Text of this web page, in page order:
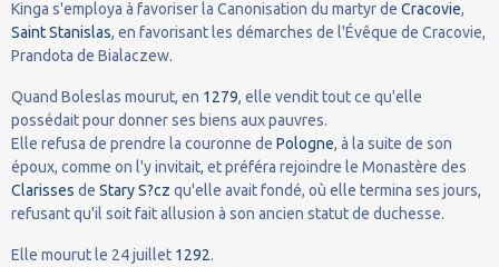
Kinga s'employa à favoriser la Canonisation du martyr de Cracovie,
Saint Stanislas, en favorisant les démarches de l'Évêque de Cracovie,
Prandota de Bialaczew.
Quand Boleslas mourut, en 1279, elle vendit tout ce qu'elle
possédait pour donner ses biens aux pauvres.
Elle refusa de prendre la couronne de Pologne, à la suite de son
époux, comme on l'y invitait, et préféra rejoindre le Monastère des
Clarisses de Stary S?cz qu'elle avait fondé, où elle termina ses jours,
refusant qu'il soit fait allusion à son ancien statut de duchesse.
Elle mourut le 24 juillet 1292.